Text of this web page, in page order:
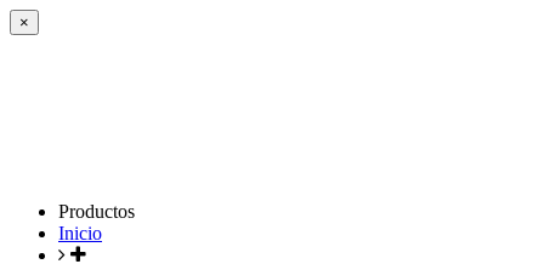
×
Productos
Inicio